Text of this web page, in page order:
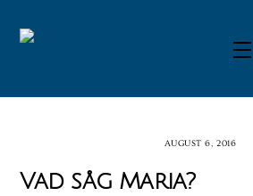
AUGUST 6, 2016
Vad såg Maria?